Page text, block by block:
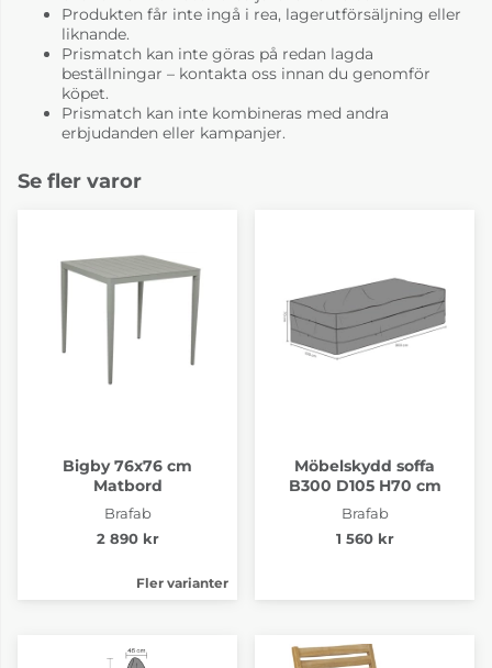
Produkten får inte ingå i rea, lagerutförsäljning eller
liknande.
Prismatch kan inte göras på redan lagda
beställningar – kontakta oss innan du genomför
köpet.
Prismatch kan inte kombineras med andra
erbjudanden eller kampanjer.
Se fler varor
Bigby 76x76 cm
Matbord
Brafab
2 890 kr
Fler varianter
Möbelskydd soffa
B300 D105 H70 cm
Brafab
1 560 kr